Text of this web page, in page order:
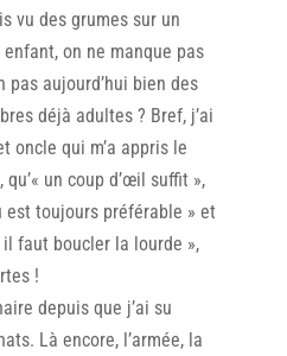
vu des grumes sur un
on ne manque pas
pas aujourd’hui bien des
déjà adultes ? Bref, j’ai
oncle qui m’a appris le
un coup d’œil suffit »,
est toujours préférable » et
il faut boucler la lourde »,
!
depuis que j’ai su
Là encore, l’armée, la